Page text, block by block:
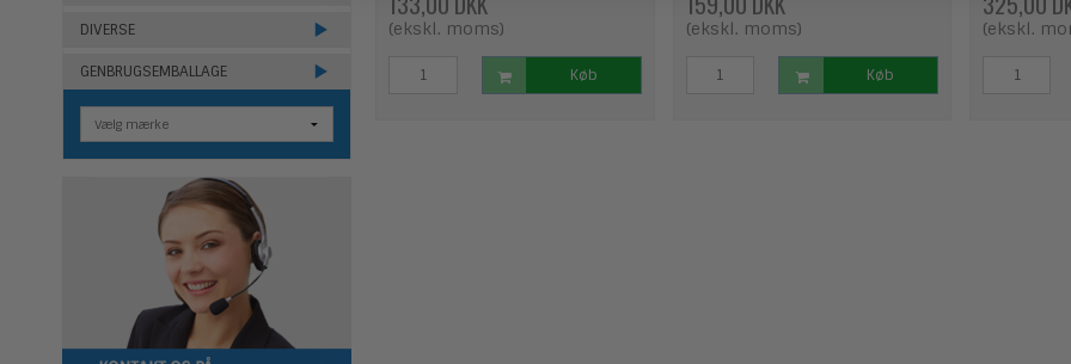
DIVERSE
GENBRUGSEMBALLAGE
(ekskl. moms)
Køb
(ekskl. moms)
Køb
(ekskl.